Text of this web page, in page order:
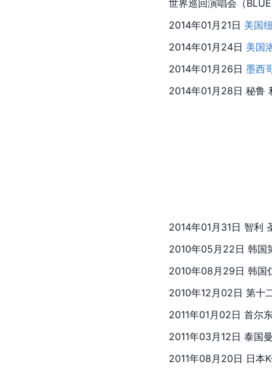
世界巡回演唱会（
2014年01月21日 美国
2014年01月24日 美国
2014年01月26日 墨西
2014年01月28日 秘鲁
2014年01月31日 智利
2010年05月22日 韩国
2010年08月29日 韩国
2010年12月02日 第十
2011年01月02日 首尔
2011年03月12日 泰国
2011年08月20日 日本